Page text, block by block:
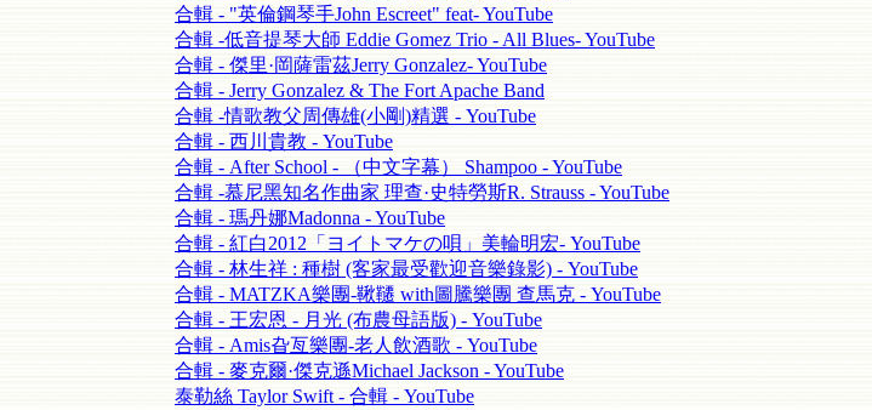
合輯 - "英倫鋼琴手John Escreet" feat- YouTube
合輯 -低音提琴大師 Eddie Gomez Trio - All Blues- YouTube
合輯 - 傑里·岡薩雷茲Jerry Gonzalez- YouTube
合輯 - Jerry Gonzalez & The Fort Apache Band
合輯 -情歌教父周傳雄(小剛)精選 - YouTube
合輯 - 西川貴教 - YouTube
合輯 - After School - （中文字幕） Shampoo - YouTube
合輯 -慕尼黑知名作曲家 理查·史特勞斯R. Strauss - YouTube
合輯 - 瑪丹娜Madonna - YouTube
合輯 - 紅白2012「ヨイトマケの唄」美輪明宏- YouTube
合輯 - 林生祥 : 種樹 (客家最受歡迎音樂錄影) - YouTube
合輯 - MATZKA樂團-鞦韆 with圖騰樂團 查馬克 - YouTube
合輯 - 王宏恩 - 月光 (布農母語版) - YouTube
合輯 - Amis旮亙樂團-老人飲酒歌 - YouTube
合輯 - 麥克爾·傑克遜Michael Jackson - YouTube
泰勒絲 Taylor Swift - 合輯 - YouTube